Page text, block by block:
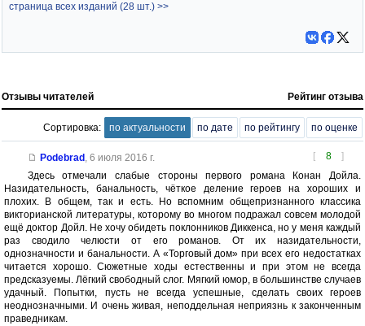
страница всех изданий (28 шт.) >>
Отзывы читателей Рейтинг отзыва
Сортировка: по актуальности по дате по рейтингу по оценке
[ 8 ]
Podebrad , 6 июля 2016 г.
Здесь отмечали слабые стороны первого романа Конан Дойла.
Назидательность, банальность, чёткое деление героев на хороших и
плохих. В общем, так и есть. Но вспомним общепризнанного классика
викторианской литературы, которому во многом подражал совсем молодой
ещё доктор Дойл. Не хочу обидеть поклонников Диккенса, но у меня каждый
раз сводило челюсти от его романов. От их назидательности,
однозначности и банальности. А «Торговый дом» при всех его недостатках
читается хорошо. Сюжетные ходы естественны и при этом не всегда
предсказуемы. Лёгкий свободный слог. Мягкий юмор, в большинстве случаев
удачный. Попытки, пусть не всегда успешные, сделать своих героев
неоднозначными. И очень живая, неподдельная неприязнь к законченным
праведникам.